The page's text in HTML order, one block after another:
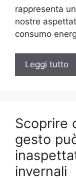
rappresenta
nostre
consumo
Leggi tutto
Scoprire
gesto
invernali